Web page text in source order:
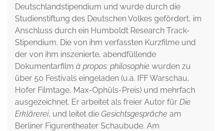
Deutschlandstipendium und wurde durch die
Studienstiftung des Deutschen Volkes gefördert, im
Anschluss durch ein Humboldt Research Track-
Stipendium. Die von ihm verfassten Kurzfilme und
der von ihm inszenierte, abendfüllende
Dokumentarfilm à propos: philosophie wurden zu
über 50 Festivals eingeladen (u.a. IFF Warschau,
Hofer Filmtage, Max-Ophüls-Preis) und mehrfach
ausgezeichnet. Er arbeitet als freier Autor für Die
Erklärerei, und leitet die Gesichtsgespräche am
Berliner Figurentheater Schaubude. Am